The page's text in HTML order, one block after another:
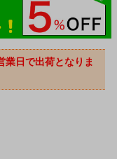
業日で出荷となりま